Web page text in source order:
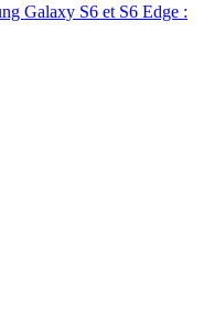
Galaxy S6 et S6 Edge :